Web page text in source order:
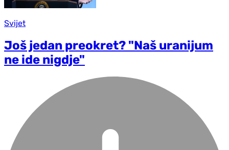
Svijet
Još jedan preokret? "Naš uranijum
ne ide nigdje"